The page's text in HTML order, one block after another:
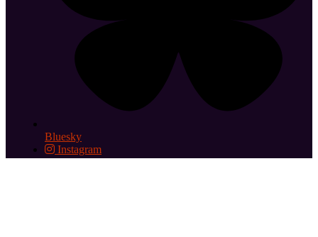
Bluesky
Instagram